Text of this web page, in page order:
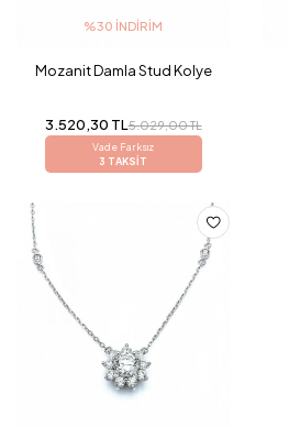
%30 İNDIRIM
Mozanit Damla Stud Kolye
3.520,30 TL5.029,00 TL
Vade Farksız
3 TAKSİT